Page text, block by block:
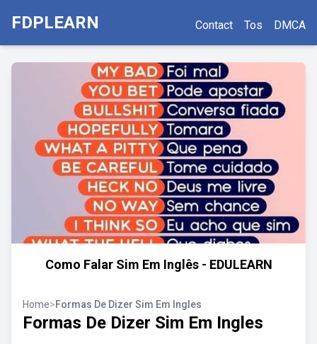
FDPLEARN Contact Tos DMCA
Como Falar Sim Em Inglês - EDULEARN
Home>Formas De Dizer Sim Em Ingles
Formas De Dizer Sim Em Ingles